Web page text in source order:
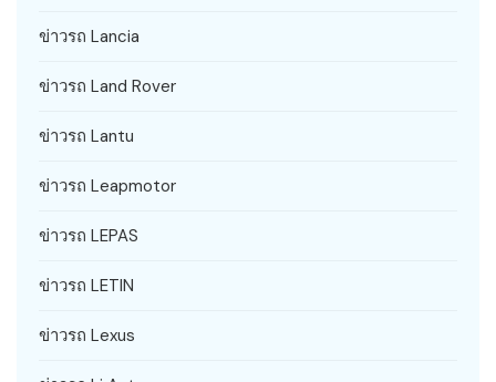
ข่าวรถ Lancia
ข่าวรถ Land Rover
ข่าวรถ Lantu
ข่าวรถ Leapmotor
ข่าวรถ LEPAS
ข่าวรถ LETIN
ข่าวรถ Lexus